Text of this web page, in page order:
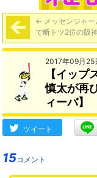
← メッセンジャ
で断トツ2位の阪
2017年09月25
【イッ
慎太が再
ィーバ】
ツイート
15コメント